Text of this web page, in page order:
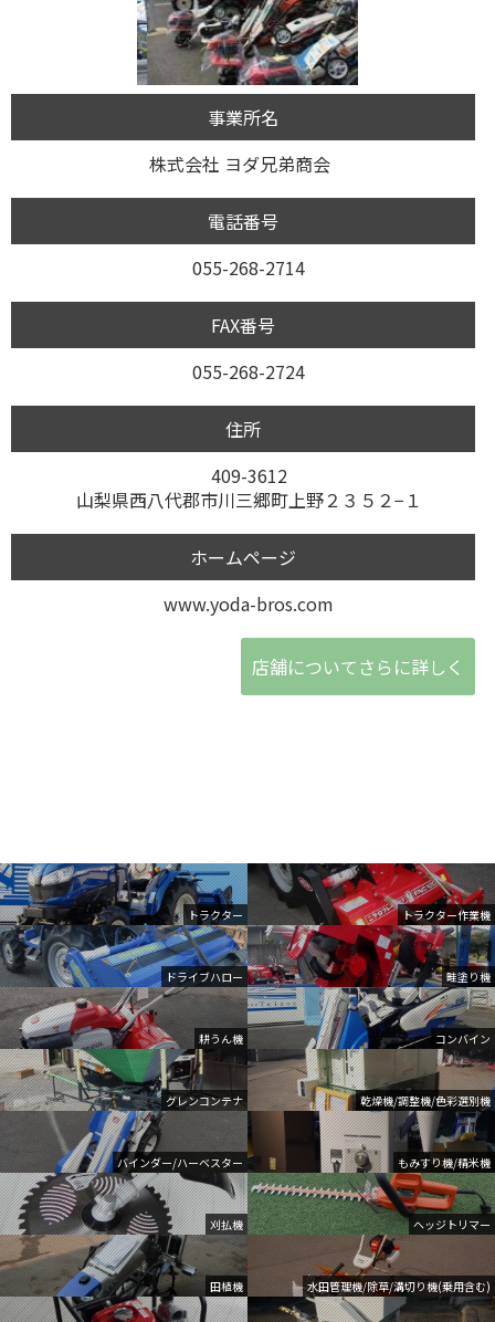
トラクター トラクター作業機
ドライブハロー 畦塗り機
耕うん機 コンバイン
グレンコンテナ 乾燥機/調整機/色彩選別機
バインダー/ハーベスター もみすり機/精米機
刈払機 ヘッジトリマー
田植機 水田管理機/除草/溝切り機(乗用含む)
事業所名
株式会社 ヨダ兄弟商会
電話番号
055-268-2714
FAX番号
055-268-2724
住所
409-3612
山梨県西八代郡市川三郷町上野２３５２−１
ホームページ
www.yoda-bros.com
店舗についてさらに詳しく